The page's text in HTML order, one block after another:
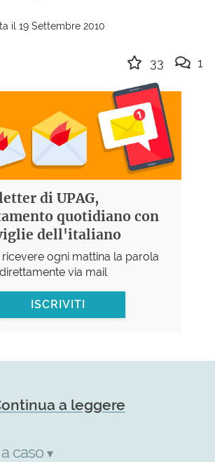
il 19 Settembre 2010
33 1
di UPAG,
quotidiano con
dell'italiano
ricevere ogni mattina la parola
via mail
ISCRIVITI
a leggere
caso ▾